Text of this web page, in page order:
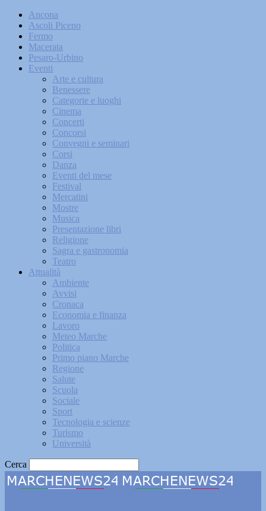
Ancona
Ascoli Piceno
Fermo
Macerata
Pesaro-Urbino
Eventi
Arte e cultura
Benessere
Categorie e luoghi
Cinema
Concerti
Concorsi
Convegni e seminari
Corsi
Danza
Eventi del mese
Festival
Mercatini
Mostre
Musica
Presentazione libri
Religione
Sagra e gastronomia
Teatro
Attualità
Ambiente
Avvisi
Cronaca
Economia e finanza
Lavoro
Meteo Marche
Politica
Primo piano Marche
Regione
Salute
Scuola
Sociale
Sport
Tecnologia e scienze
Turismo
Università
Cerca